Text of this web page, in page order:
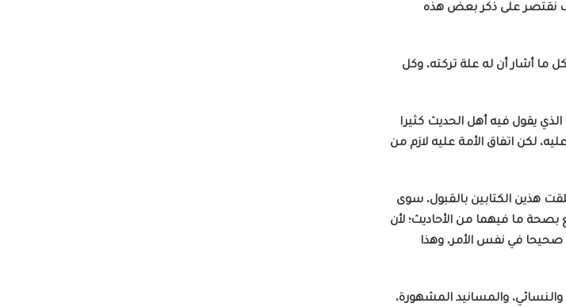
نقتصر على ذكر بعض هذه
ما أشار أن له علة تركته، وكل
وهو الذي يقول فيه أهل الحديث كثيرا
لكن اتفاق الأمة عليه لازم من
هذين الكتابين بالقبول، سوى
ما فيهما من الأحاديث؛ لأن
في نفس الأمر، وهذا
والمسانيد المشهورة،